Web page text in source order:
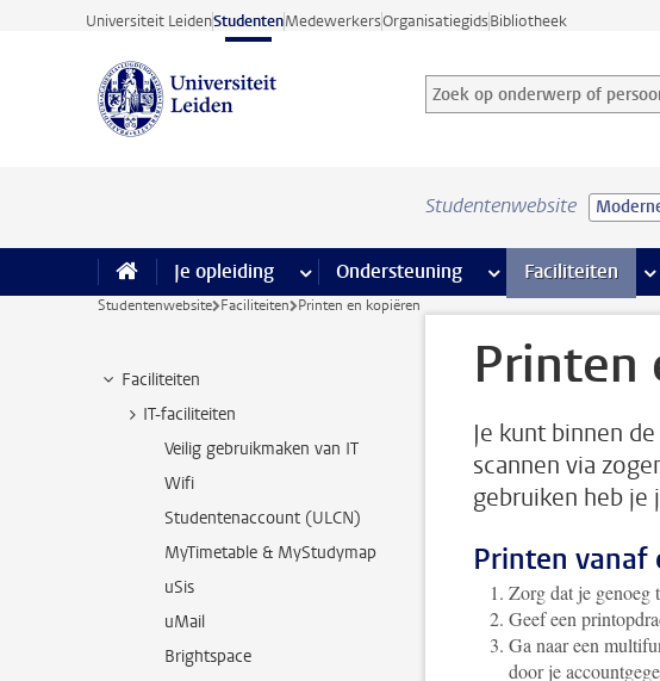
Ga direct naar de inhoud
Universiteit LeidenStudentenMedewerkersOrganisatiegidsBibliotheek
Zoek op onderwerp of persoon
Zoekterm
Studentenwebsite
Je opleiding meer Je opleiding pagina’s
Ondersteuning meer Ondersteuning
Faciliteiten
Studentenwebsite Faciliteiten Printen en kopiëren
Faciliteiten
IT-faciliteiten
Veilig gebruikmaken van IT
Wifi
Studentenaccount (ULCN)
MyTimetable & MyStudymap
uSis
uMail
Brightspace
Printen
Je kunt binnen
scannen via
gebruiken heb je
Printen vanaf
Zorg dat je genoeg
Geef een
Ga naar een
door je